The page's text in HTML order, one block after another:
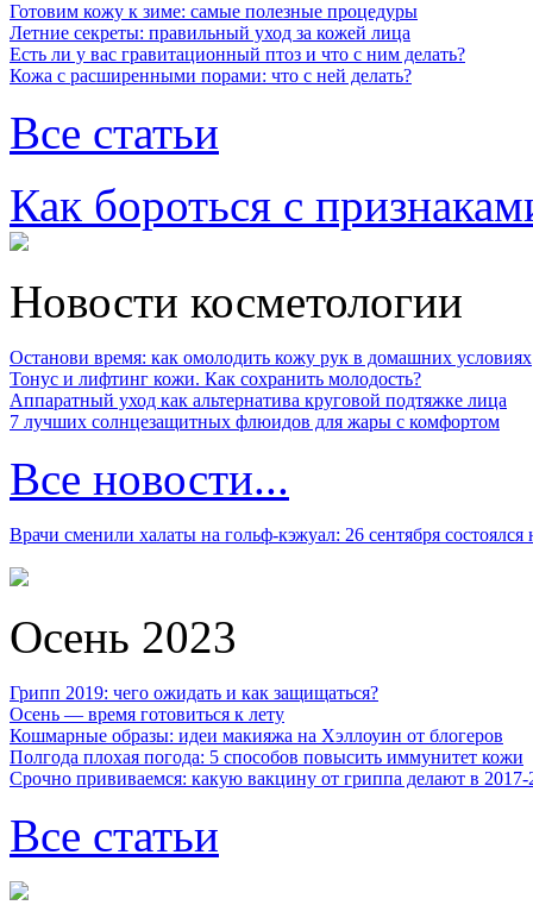
Готовим кожу к зиме: самые полезные процедуры
Летние секреты: правильный уход за кожей лица
Есть ли у вас гравитационный птоз и что с ним делать?
Кожа с расширенными порами: что с ней делать?
Все статьи
Как бороться с
Новости косметологии
Останови время: как омолодить кожу рук в домашних условиях
Тонус и лифтинг кожи. Как сохранить молодость?
Аппаратный уход как альтернатива круговой подтяжке лица
7 лучших солнцезащитных флюидов для жары с комфортом
Все новости...
Врачи сменили халаты на гольф-кэжуал: 26 сентября
Осень 2023
Грипп 2019: чего ожидать и как защищаться?
Осень — время готовиться к лету
Кошмарные образы: идеи макияжа на Хэллоуин от блогеров
Полгода плохая погода: 5 способов повысить иммунитет кожи
Срочно прививаемся: какую вакцину от гриппа делают в 2017-
Все статьи